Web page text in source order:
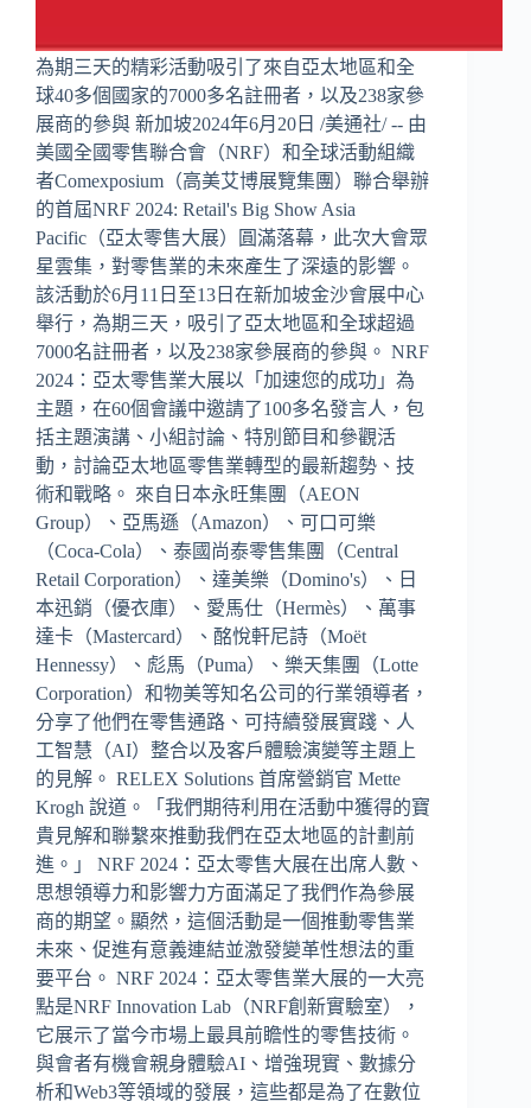
為期三天的精彩活動吸引了來自亞太地區和全
球40多個國家的7000多名註冊者，以及238家參
展商的參與 新加坡2024年6月20日 /美通社/ -- 由
美國全國零售聯合會（NRF）和全球活動組織
者Comexposium（高美艾博展覽集團）聯合舉辦
的首屆NRF 2024: Retail's Big Show Asia
Pacific（亞太零售大展）圓滿落幕，此次大會眾
星雲集，對零售業的未來產生了深遠的影響。
該活動於6月11日至13日在新加坡金沙會展中心
舉行，為期三天，吸引了亞太地區和全球超過
7000名註冊者，以及238家參展商的參與。 NRF
2024：亞太零售業大展以「加速您的成功」為
主題，在60個會議中邀請了100多名發言人，包
括主題演講、小組討論、特別節目和參觀活
動，討論亞太地區零售業轉型的最新趨勢、技
術和戰略。 來自日本永旺集團（AEON
Group）、亞馬遜（Amazon）、可口可樂
（Coca-Cola）、泰國尚泰零售集團（Central
Retail Corporation）、達美樂（Domino's）、日
本迅銷（優衣庫）、愛馬仕（Hermès）、萬事
達卡（Mastercard）、酩悅軒尼詩（Moët
Hennessy）、彪馬（Puma）、樂天集團（Lotte
Corporation）和物美等知名公司的行業領導者，
分享了他們在零售通路、可持續發展實踐、人
工智慧（AI）整合以及客戶體驗演變等主題上
的見解。 RELEX Solutions 首席營銷官 Mette
Krogh 說道。「我們期待利用在活動中獲得的寶
貴見解和聯繫來推動我們在亞太地區的計劃前
進。」 NRF 2024：亞太零售大展在出席人數、
思想領導力和影響力方面滿足了我們作為參展
商的期望。顯然，這個活動是一個推動零售業
未來、促進有意義連結並激發變革性想法的重
要平台。 NRF 2024：亞太零售業大展的一大亮
點是NRF Innovation Lab（NRF創新實驗室），
它展示了當今市場上最具前瞻性的零售技術。
與會者有機會親身體驗AI、增強現實、數據分
析和Web3等領域的發展，這些都是為了在數位